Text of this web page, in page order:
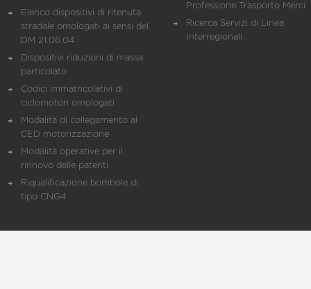
Elenco dispositivi di ritenuta
stradale omologati ai sensi del
DM 21.06.04
Dispositivi riduzioni di massa
particolato
Codici immatricolativi di
ciclomotori omologati
Modalità di collegamento al
CED motorizzazione
Modalità operative per il
rinnovo delle patenti
Riqualificazione bombole di
tipo CNG4
Professione Trasporto Merci
Ricerca Servizi di Linea
Interregionali